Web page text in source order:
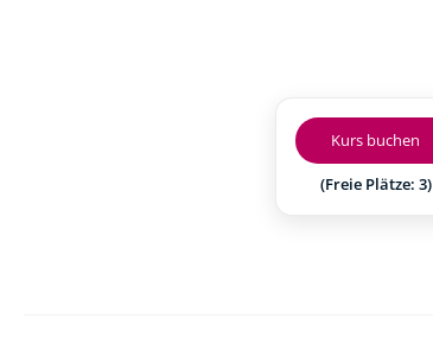
Kurs buchen
(Freie Plätze: 3)